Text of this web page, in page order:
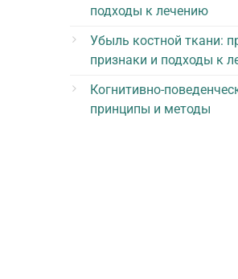
подходы к лечению
Убыль костной ткани:
признаки и подходы к
Когнитивно-
принципы и методы